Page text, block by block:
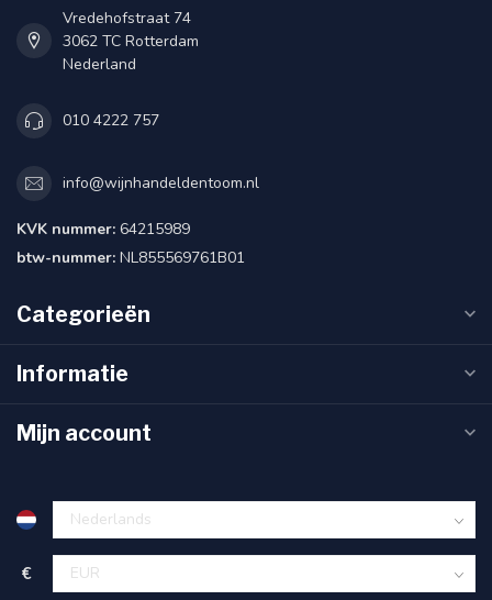
Vredehofstraat 74
3062 TC Rotterdam
Nederland
010 4222 757
info@wijnhandeldentoom.nl
KVK nummer: 64215989
btw-nummer: NL855569761B01
Categorieën
Informatie
Mijn account
€